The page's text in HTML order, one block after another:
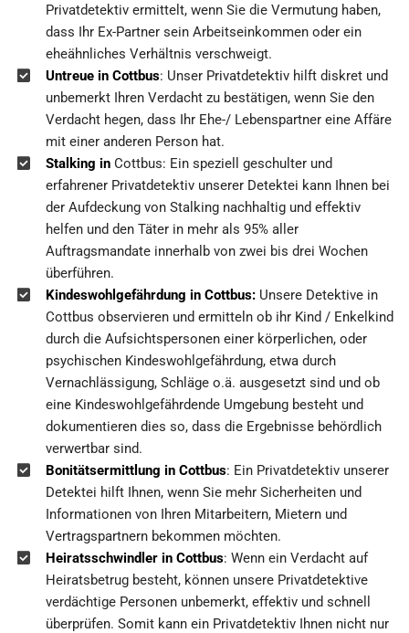
Privatdetektiv ermittelt, wenn Sie die Vermutung haben,
dass Ihr Ex-Partner sein Arbeitseinkommen oder ein
eheähnliches Verhältnis verschweigt.
Untreue in Cottbus: Unser Privatdetektiv hilft diskret und
unbemerkt Ihren Verdacht zu bestätigen, wenn Sie den
Verdacht hegen, dass Ihr Ehe-/ Lebenspartner eine Affäre
mit einer anderen Person hat.
Stalking in Cottbus: Ein speziell geschulter und
erfahrener Privatdetektiv unserer Detektei kann Ihnen bei
der Aufdeckung von Stalking nachhaltig und effektiv
helfen und den Täter in mehr als 95% aller
Auftragsmandate innerhalb von zwei bis drei Wochen
überführen.
Kindeswohlgefährdung in Cottbus: Unsere Detektive in
Cottbus observieren und ermitteln ob ihr Kind / Enkelkind
durch die Aufsichtspersonen einer körperlichen, oder
psychischen Kindeswohlgefährdung, etwa durch
Vernachlässigung, Schläge o.ä. ausgesetzt sind und ob
eine Kindeswohlgefährdende Umgebung besteht und
dokumentieren dies so, dass die Ergebnisse behördlich
verwertbar sind.
Bonitätsermittlung in Cottbus: Ein Privatdetektiv unserer
Detektei hilft Ihnen, wenn Sie mehr Sicherheiten und
Informationen von Ihren Mitarbeitern, Mietern und
Vertragspartnern bekommen möchten.
Heiratsschwindler in Cottbus: Wenn ein Verdacht auf
Heiratsbetrug besteht, können unsere Privatdetektive
verdächtige Personen unbemerkt, effektiv und schnell
überprüfen. Somit kann ein Privatdetektiv Ihnen nicht nur